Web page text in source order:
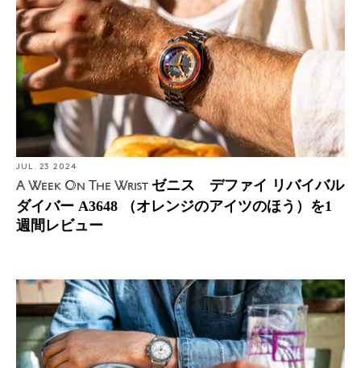
JUL. 23 2024
A Week On The Wrist ゼニス デファイ リバイバル
ダイバー A3648 （オレンジのアイツのほう）を1
週間レビュー